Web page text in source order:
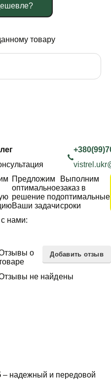
товару
Предложим
оптимальное
решение под
Ваши задачи
Выполним
заказ в
оптимальные
сроки
нами:
о
Добавить отзыв
не найдены
– надежный и передовой